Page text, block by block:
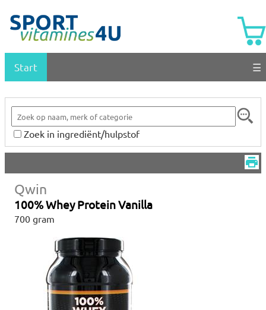
Start ☰
Zoek in ingrediënt/hulpstof
Qwin
100% Whey Protein Vanilla
700 gram